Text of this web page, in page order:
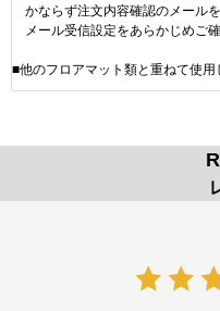
かならず注文内容確認のメールを
メール受信設定をあらかじめご確
■他のフロアマット類と重ねて使用